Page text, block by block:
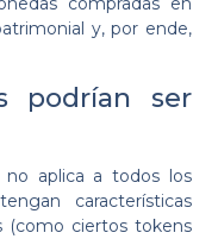
y, por ende,
podrían ser
no aplica a todos los
características
(como ciertos tokens